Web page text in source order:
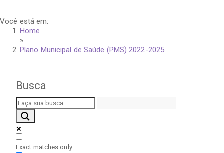
Você está em:
Home
»
Plano Municipal de Saúde (PMS) 2022-2025
Busca
Exact matches only